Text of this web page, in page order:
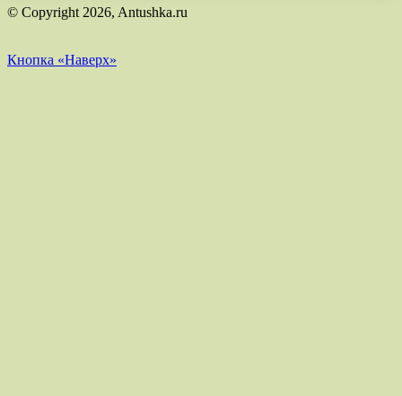
© Copyright 2026, Antushka.ru
Кнопка «Наверх»